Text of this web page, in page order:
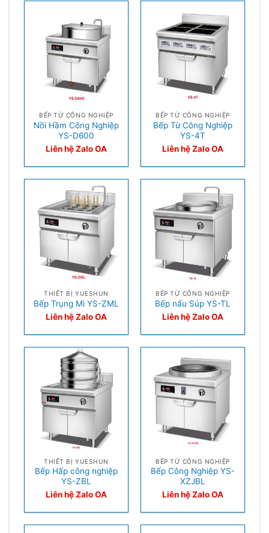
BẾP TỪ CÔNG NGHIỆP
Nồi Hầm Công Nghiệp
YS-D600
Liên hệ Zalo OA
BẾP TỪ CÔNG NGHIỆP
Bếp Từ Công Nghiệp
YS-4T
Liên hệ Zalo OA
THIẾT BỊ YUESHUN
Bếp Trụng Mì YS-ZML
Liên hệ Zalo OA
BẾP TỪ CÔNG NGHIỆP
Bếp nấu Súp YS-TL
Liên hệ Zalo OA
THIẾT BỊ YUESHUN
Bếp Hấp công nghiệp
YS-ZBL
Liên hệ Zalo OA
BẾP TỪ CÔNG NGHIỆP
Bếp Công Nghiệp YS-
XZJBL
Liên hệ Zalo OA